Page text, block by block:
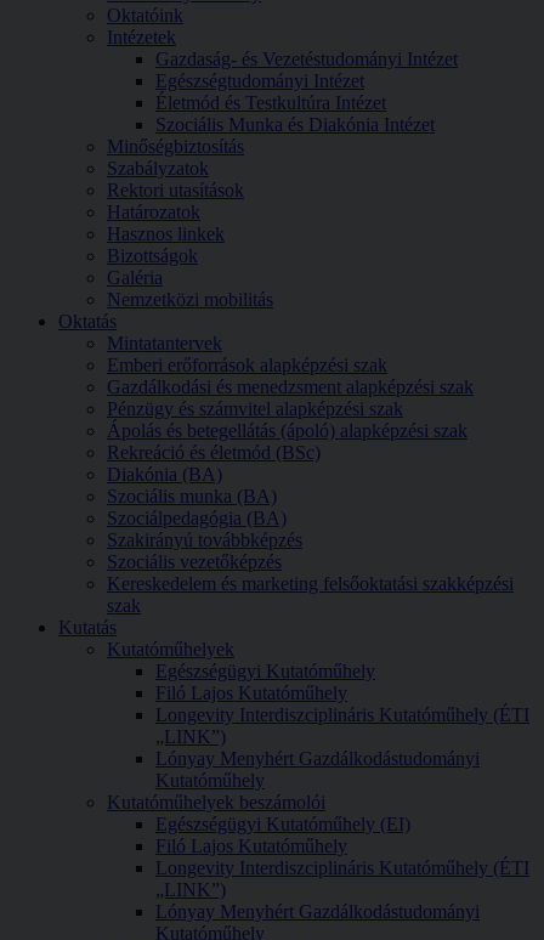
Oktatóink
Intézetek
Gazdaság- és Vezetéstudományi Intézet
Egészségtudományi Intézet
Életmód és Testkultúra Intézet
Szociális Munka és Diakónia Intézet
Minőségbiztosítás
Szabályzatok
Rektori utasítások
Határozatok
Hasznos linkek
Bizottságok
Galéria
Nemzetközi mobilitás
Oktatás
Mintatantervek
Emberi erőforrások alapképzési szak
Gazdálkodási és menedzsment alapképzési szak
Pénzügy és számvitel alapképzési szak
Ápolás és betegellátás (ápoló) alapképzési szak
Rekreáció és életmód (BSc)
Diakónia (BA)
Szociális munka (BA)
Szociálpedagógia (BA)
Szakirányú továbbképzés
Szociális vezetőképzés
Kereskedelem és marketing felsőoktatási szakképzési
szak
Kutatás
Kutatóműhelyek
Egészségügyi Kutatóműhely
Filó Lajos Kutatóműhely
Longevity Interdiszciplináris Kutatóműhely (ÉTI
„LINK”)
Lónyay Menyhért Gazdálkodástudományi
Kutatóműhely
Kutatóműhelyek beszámolói
Egészségügyi Kutatóműhely (EI)
Filó Lajos Kutatóműhely
Longevity Interdiszciplináris Kutatóműhely (ÉTI
„LINK”)
Lónyay Menyhért Gazdálkodástudományi
Kutatóműhely